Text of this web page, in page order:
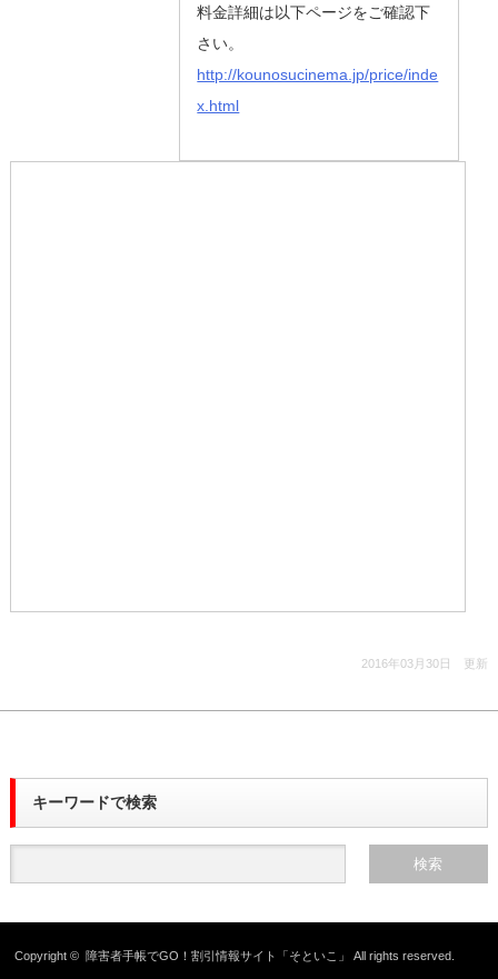
料金詳細は以下ページをご確認下
さい。
http://kounosucinema.jp/price/inde
x.html
2016年03月30日 更新
キーワードで検索
Copyright ©障害者手帳でGO！割引情報サイト「そといこ」 All rights reserved.